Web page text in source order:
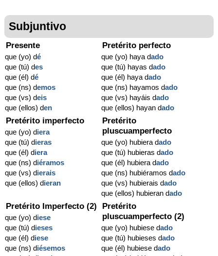
Subjuntivo
Presente
que (yo) dé
que (tú) des
que (él) dé
que (ns) demos
que (vs) deis
que (ellos) den
Pretérito perfecto
que (yo) haya dado
que (tú) hayas dado
que (él) haya dado
que (ns) hayamos dado
que (vs) hayáis dado
que (ellos) hayan dado
Pretérito imperfecto
que (yo) diera
que (tú) dieras
que (él) diera
que (ns) diéramos
que (vs) dierais
que (ellos) dieran
Pretérito
pluscuamperfecto
que (yo) hubiera dado
que (tú) hubieras dado
que (él) hubiera dado
que (ns) hubiéramos dado
que (vs) hubierais dado
que (ellos) hubieran dado
Pretérito Imperfecto (2)
que (yo) diese
que (tú) dieses
que (él) diese
que (ns) diésemos
Pretérito
pluscuamperfecto (2)
que (yo) hubiese dado
que (tú) hubieses dado
que (él) hubiese dado